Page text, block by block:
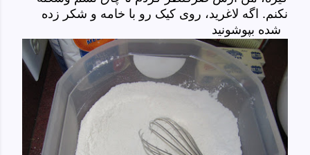
نکنم. اگه لاغرید، روی کیک رو با خامه و شکر زده